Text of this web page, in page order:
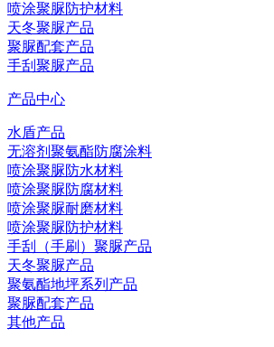
喷涂聚脲防护材料
天冬聚脲产品
聚脲配套产品
手刮聚脲产品
产品中心
水盾产品
无溶剂聚氨酯防腐涂料
喷涂聚脲防水材料
喷涂聚脲防腐材料
喷涂聚脲耐磨材料
喷涂聚脲防护材料
手刮（手刷）聚脲产品
天冬聚脲产品
聚氨酯地坪系列产品
聚脲配套产品
其他产品